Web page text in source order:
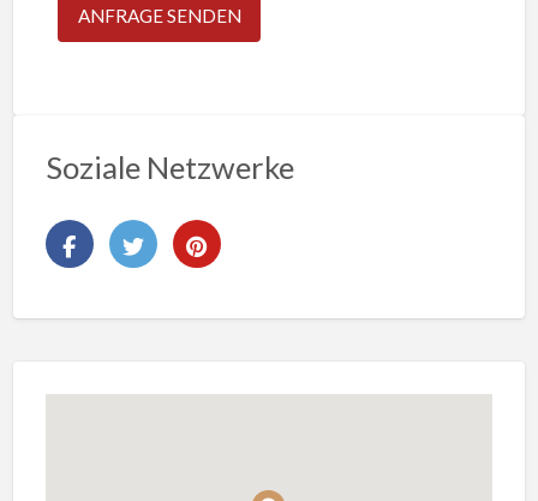
Soziale Netzwerke